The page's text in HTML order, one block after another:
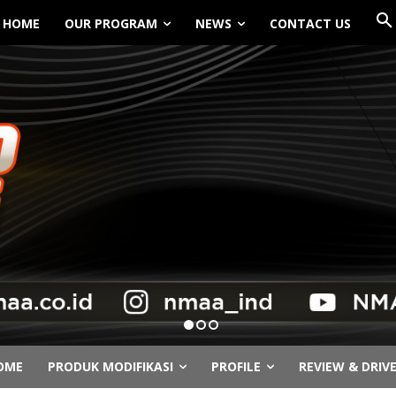
HOME OUR PROGRAM NEWS CONTACT US
PRODUK MODIFIKASI PROFILE REVIEW & DRIVE